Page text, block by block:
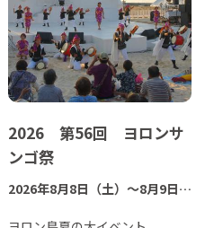
2026 第56回 ヨロンサ
ンゴ祭
2026年8月8日（土）～8月9日